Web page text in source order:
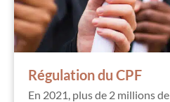
Régulation du CPF
En 2021, plus de 2 millions